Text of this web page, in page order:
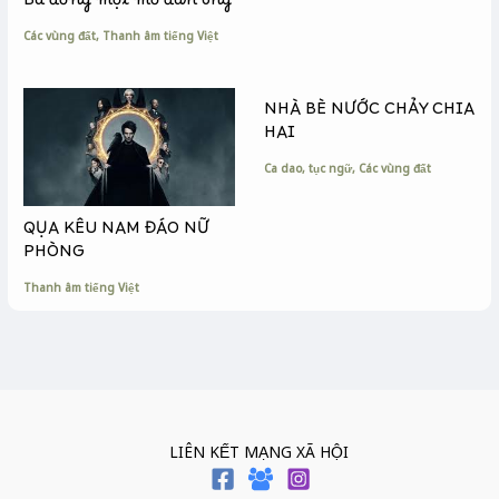
Các vùng đất, Thanh âm tiếng Việt
QỤA KÊU NAM ĐÁO NỮ
PHÒNG
Thanh âm tiếng Việt
NHÀ BÈ NƯỚC CHẢY CHIA
HAI
Ca dao, tục ngữ, Các vùng đất
LIÊN KẾT MẠNG XÃ HỘI